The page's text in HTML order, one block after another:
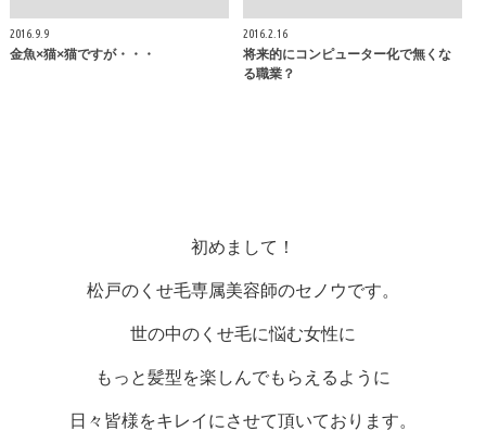
2016.9.9
金魚×猫×猫ですが・・・
2016.2.16
将来的にコンピューター化で無くな
る職業？
初めまして！
松戸のくせ毛専属美容師のセノウです。
世の中のくせ毛に悩む女性に
もっと髪型を楽しんでもらえるように
日々皆様をキレイにさせて頂いております。